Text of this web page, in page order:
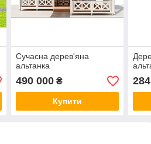
Сучасна дерев'яна
альтанка
490 000₴
Купити